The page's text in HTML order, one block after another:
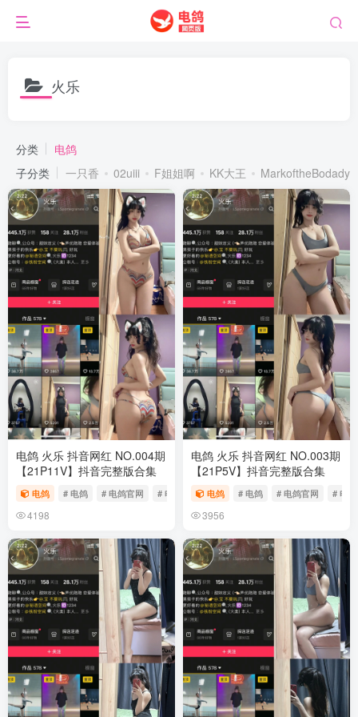
火乐
分类
电鸽
子分类
一只香 02uiii F姐姐啊 KK大王 MarkoftheBodady
电鸽 火乐 抖音网红 NO.004期
【21P11V】抖音完整版合集
电鸽 # 电鸽 # 电鸽官网 # 电鸽app
4198
电鸽 火乐 抖音网红 NO.003期
【21P5V】抖音完整版合集
电鸽 # 电鸽 # 电鸽官网 # 电
3956